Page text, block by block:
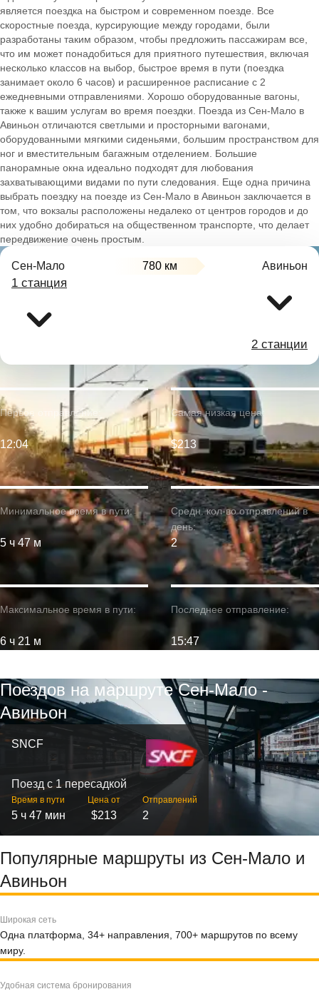
является поездка на быстром и современном поезде. Все
скоростные поезда, курсирующие между городами, были
разработаны таким образом, чтобы предложить пассажирам все,
что им может понадобиться для приятного путешествия, включая
несколько классов на выбор, быстрое время в пути (поездка
занимает около 6 часов) и расширенное расписание с 2
ежедневными отправлениями. Хорошо оборудованные вагоны,
также к вашим услугам во время поездки. Поезда из Сен-Мало в
Авиньон отличаются светлыми и просторными вагонами,
оборудованными мягкими сиденьями, большим пространством для
ног и вместительным багажным отделением. Большие
панорамные окна идеально подходят для любования
захватывающими видами по пути следования. Еще одна причина
выбрать поездку на поезде из Сен-Мало в Авиньон заключается в
том, что вокзалы расположены недалеко от центров городов и до
них удобно добираться на общественном транспорте, что делает
передвижение очень простым.
Сен-Мало 780 км Авиньон
1 станция
2 станции
Минимальное время в пути:
5 ч 47 м
Первое отправление:
12:04
Максимальное время в пути:
6 ч 21 м
Самая низкая цена:
$213
Средн. кол-во отправлений в
день:
2
Последнее отправление:
15:47
Поездов на маршруте Сен-Мало -
Авиньон
SNCF
Поезд с 1 пересадкой
Время в пути
5 ч 47 мин
Цена от
$213
Отправлений
2
Популярные маршруты из Сен-Мало и
Авиньон
Широкая сеть
Одна платформа, 34+ направления, 700+ маршрутов по всему
миру.
Удобная система бронирования